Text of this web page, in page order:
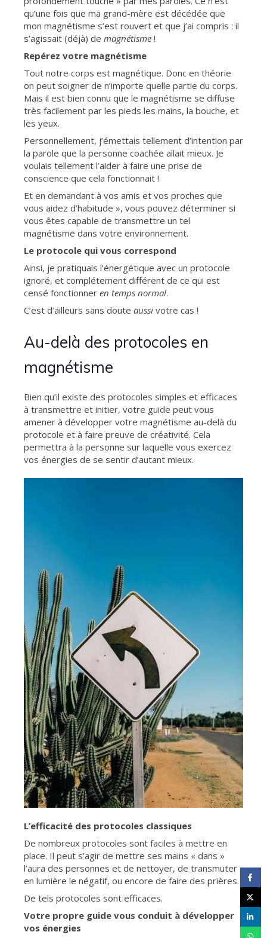
qu’une fois que ma grand-mère est décédée que
mon magnétisme s’est rouvert et que j’ai compris : il
s’agissait (déjà) de magnétisme !
Repérez votre magnétisme
Tout notre corps est magnétique. Donc en théorie
on peut soigner de n’importe quelle partie du corps.
Mais il est bien connu que le magnétisme se diffuse
très facilement par les pieds les mains, la bouche, et
les yeux.
Personnellement, j’émettais tellement d’intention par
la parole que la personne coachée allait mieux. Je
voulais tellement l’aider à faire une prise de
conscience que cela fonctionnait !
Et en demandant à vos amis et vos proches que
vous aidez d’habitude », vous pouvez déterminer si
vous êtes capable de transmettre un tel
magnétisme dans votre environnement.
Le protocole qui vous correspond
Ainsi, je pratiquais l’énergétique avec un protocole
ignoré, et complétement différent de ce qui est
censé fonctionner en temps normal.
C’est d’ailleurs sans doute aussi votre cas !
Au-delà des protocoles en
magnétisme
Bien qu’il existe des protocoles simples et efficaces
à transmettre et initier, votre guide peut vous
amener à développer votre magnétisme au-delà du
protocole et à faire preuve de créativité. Cela
permettra à la personne sur laquelle vous exercez
vos énergies de se sentir d’autant mieux.
L’efficacité des protocoles classiques
De nombreux protocoles sont faciles à mettre en
place. Il peut s’agir de mettre ses mains « dans »
l’aura des personnes et de nettoyer, de transmuter
en lumière le négatif, ou encore de faire des prières.
De tels protocoles sont efficaces.
Votre propre guide vous conduit à développer
vos énergies